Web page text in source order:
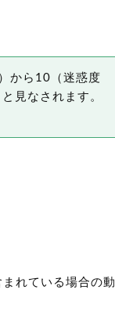
から10（迷惑度
見なされます。
れている場合の動